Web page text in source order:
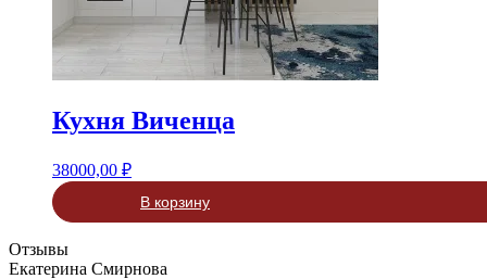
Кухня Виченца
38000,00 ₽
В корзину
Отзывы
Екатерина Смирнова